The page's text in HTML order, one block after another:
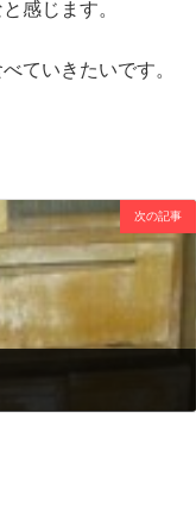
感じます。
ていきたいです。
次の記事